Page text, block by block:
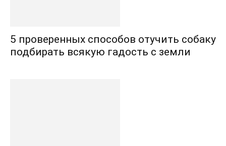
5 проверенных способов отучить собаку
подбирать всякую гадость с земли